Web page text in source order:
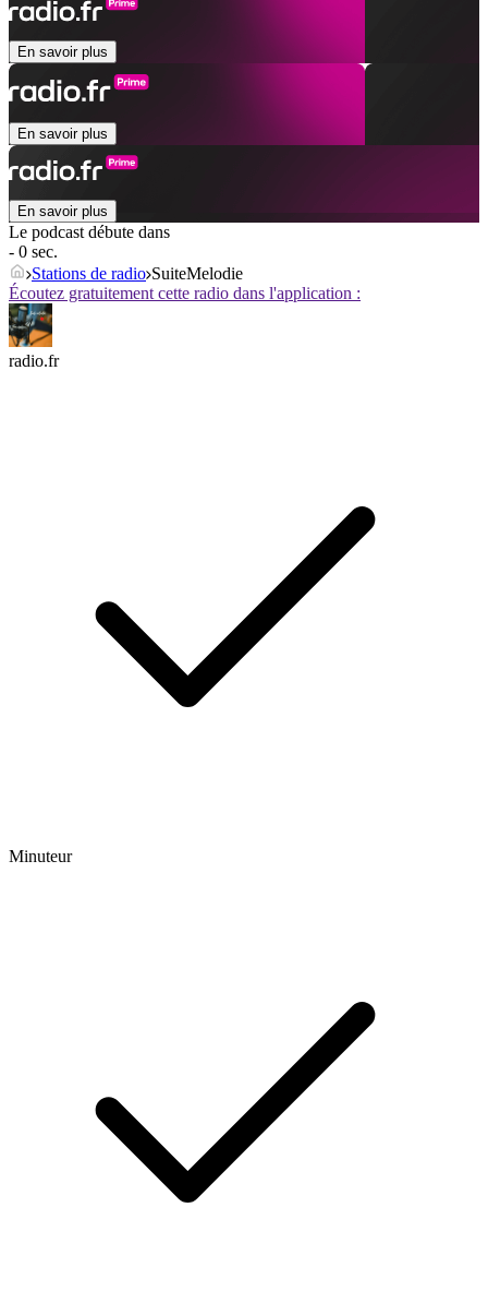
En savoir plus
En savoir plus
En savoir plus
Le podcast débute dans
- 0 sec.
Stations de radio SuiteMelodie
Écoutez gratuitement cette radio dans l'application :
radio.fr
Minuteur